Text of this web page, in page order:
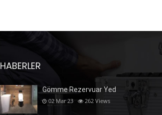
HABERLER
Gömme Rezervuar Yed
02 Mar 23 262 Views